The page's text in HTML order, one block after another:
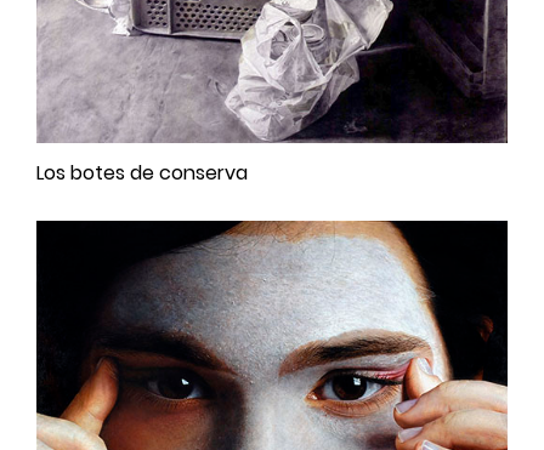
Los botes de conserva